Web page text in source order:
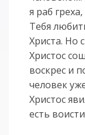
я раб
Тебя
Христа. Но
Христос
воскрес и
человек
Христос
есть